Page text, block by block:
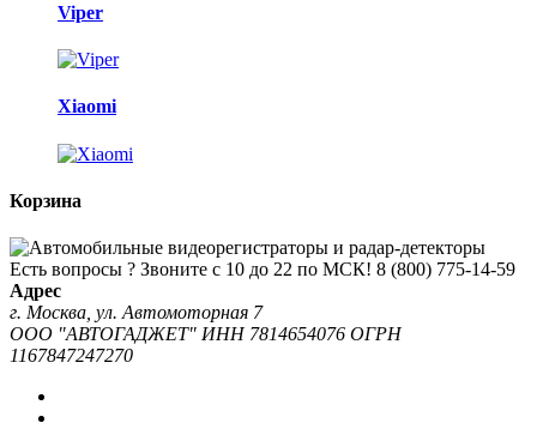
Viper
Xiaomi
Корзина
Есть вопросы ? Звоните с 10 до 22 по МСК! 8 (800) 775-14-59
Адрес
г. Москва, ул. Автомоторная 7
ООО "АВТОГАДЖЕТ" ИНН 7814654076 ОГРН
1167847247270